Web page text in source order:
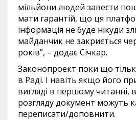
мільйони людей завести
мати гарантій, що ця
інформація не буде нікуди
майданчик не закриється
років”, – додає Січкар.
Законопроект поки що
в Раді. І навіть якщо його
вигляді в першому читанні,
розгляду документ можуть
переписати/доповнити.